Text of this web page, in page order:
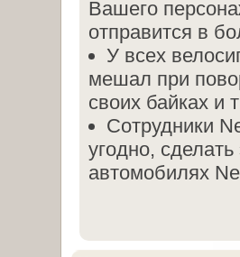
Вашего
отправится в
У всех
мешал при
своих байках и
Сотрудники
угодно,
автомобилях